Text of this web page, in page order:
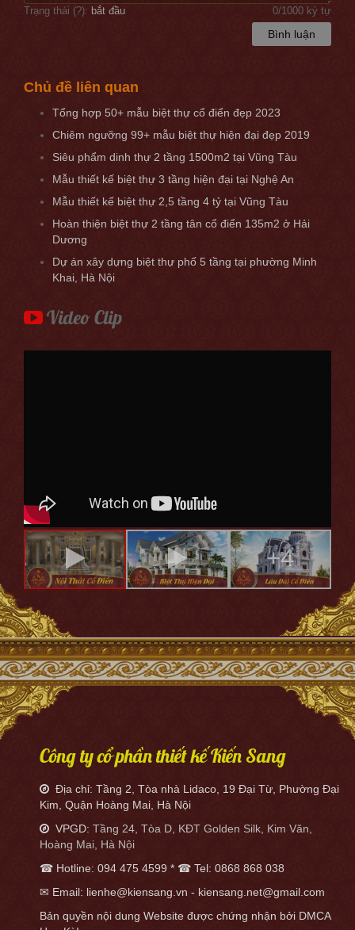
Trạng thái (?): bắt đầu 0/1000 ký tự
Bình luận
Chủ đề liên quan
Tổng hợp 50+ mẫu biệt thự cổ điển đẹp 2023
Chiêm ngưỡng 99+ mẫu biệt thự hiện đại đẹp 2019
Siêu phẩm dinh thự 2 tầng 1500m2 tại Vũng Tàu
Mẫu thiết kế biệt thự 3 tầng hiện đại tại Nghệ An
Mẫu thiết kế biệt thự 2,5 tầng 4 tỷ tại Vũng Tàu
Hoàn thiện biệt thự 2 tầng tân cổ điển 135m2 ở Hải
Dương
Dự án xây dựng biệt thự phố 5 tầng tại phường Minh
Khai, Hà Nội
Video Clip
+4
Công ty cổ phần thiết kế Kiến Sang
Địa chỉ: Tầng 2, Tòa nhà Lidaco, 19 Đại Từ, Phường Đại
Kim, Quận Hoàng Mai, Hà Nội
VPGD: Tầng 24, Tòa D, KĐT Golden Silk, Kim Văn,
Hoàng Mai, Hà Nội
☎ Hotline: 094 475 4599 * ☎ Tel: 0868 868 038
✉ Email: lienhe@kiensang.vn - kiensang.net@gmail.com
Bản quyền nội dung Website được chứng nhận bởi DMCA